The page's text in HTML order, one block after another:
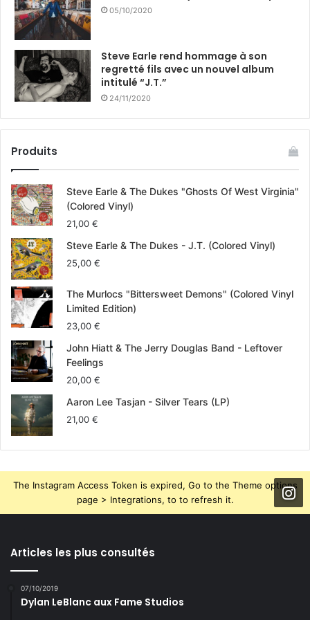
“Tu peux très bien vivre heureux dans une petite bicoque
ou te sentir comme une merde dans une superbe villa
commente Delaware. “Les choses matérielles ne changent
pas qui tu es au plus profond. Au bout du compte, tu ne
peux pas échapper à toi-même, peu importe où tu vas
après le lycée, passa une bonne partie de sa vingtaine à
son temps à faire de la musique et des petits jobs juste
05/10/2020
Steve Earle rend hommage à son
regretté fils avec un nouvel album
intitulé “J.T.”
24/11/2020
Produits
Steve Earle & The Dukes "Ghosts Of West Virginia"
(Colored Vinyl)
21,00 €
Steve Earle & The Dukes - J.T. (Colored Vinyl)
25,00 €
The Murlocs "Bittersweet Demons" (Colored Vinyl
Limited Edition)
23,00 €
John Hiatt & The Jerry Douglas Band - Leftover
Feelings
20,00 €
Aaron Lee Tasjan - Silver Tears (LP)
21,00 €
The Instagram Access Token is expired, Go to the Theme options
page > Integrations, to to refresh it.
Articles les plus consultés
07/10/2019
Dylan LeBlanc aux Fame Studios